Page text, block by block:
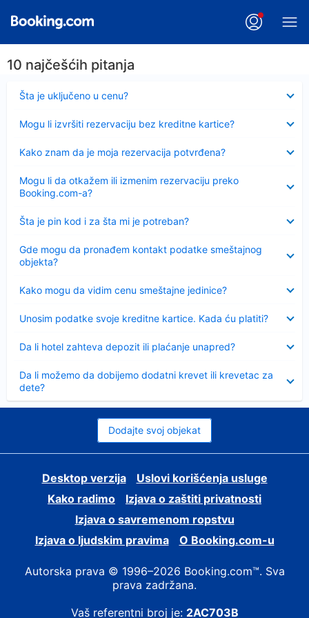
10 najčešćih pitanja
Šta je uključeno u cenu?
Sažeto
Mogu li izvršiti rezervaciju bez kreditne kartice?
Kako znam da je moja rezervacija potvrđena?
Mogu li da otkažem ili izmenim rezervaciju preko
Booking.com-a?
Šta je pin kod i za šta mi je potreban?
Sažeto
Gde mogu da pronađem kontakt podatke smeštajnog
objekta?
Kako mogu da vidim cenu smeštajne jedinice?
Unosim podatke svoje kreditne kartice. Kada ću platiti?
Da li hotel zahteva depozit ili plaćanje unapred?
Da li možemo da dobijemo dodatni krevet ili krevetac za
dete?
Dodajte svoj objekat
Desktop verzija
Uslovi korišćenja usluge
Kako radimo
Izjava o zaštiti privatnosti
Izjava o savremenom ropstvu
Izjava o ljudskim pravima
О Booking.com-u
Autorska prava © 1996–2026 Booking.com™. Sva
prava zadržana.
Vaš referentni broj je: 2AC703B